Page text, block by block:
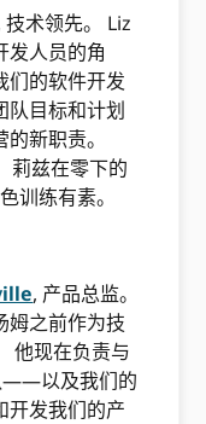
技术领先。 Liz
发人员的角
们的软件开发
队目标和计划
新职责。
莉兹在零下的
训练有素。
, 产品总监。
姆之前作为技
他现在负责与
——以及我们的
发我们的产